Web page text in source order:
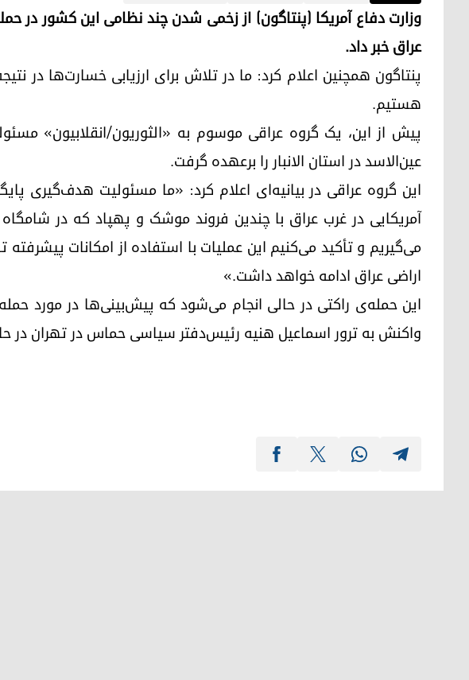
وزارت دفاع آمریکا (پنتاگون) از زخمی شدن چند نظامی این کشور در
عراق خبر داد.
پنتاگون همچنین اعلام کرد: ما در تلاش برای ارزیابی خسارت‌ها در
هستیم.
پیش از این، یک گروه عراقی موسوم به «الثوریون/انقلابیون»
عین‌الاسد در استان الانبار را برعهده گرفت.
این گروه عراقی در بیانیه‌ای اعلام کرد: «ما مسئولیت هدف‌گیری
آمریکایی در غرب عراق با چندین فروند موشک و پهپاد که در
می‌گیریم و تأکید می‌کنیم این عملیات با استفاده از امکانات پیشرفته
اراضی عراق ادامه خواهد داشت.»
این حمله‌ی راکتی در حالی انجام می‌شود که پیش‌بینی‌ها در مورد
واکنش به ترور اسماعیل هنیه رئیس‌دفتر سیاسی حماس در تهران در